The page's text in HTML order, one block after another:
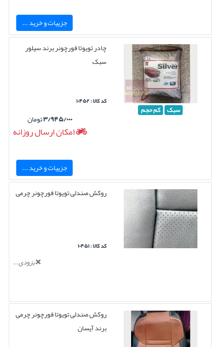
جزییات و خرید ...
سبک کم حجم
چادر تویوتا فورچونر برند سیلور
سبک
کد کالا : ۱۰۴۵۲
۳/۹۴۵/۰۰۰تومان
امکان ارسال روزانه
جزییات و خرید ...
روکش صندلی تویوتا فورچونر چرمی
کد کالا : ۱۰۴۵۱
بزودی...
روکش صندلی تویوتا فورچونر چرمی
برند آیسان